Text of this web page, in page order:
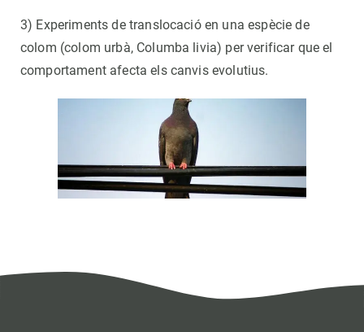
3) Experiments de translocació en una espècie de
colom (colom urbà, Columba livia) per verificar que el
comportament afecta els canvis evolutius.